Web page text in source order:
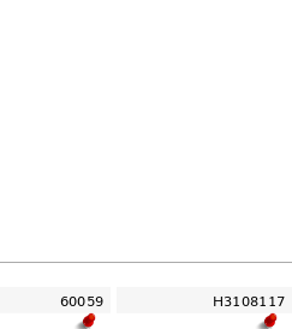
60059 H3108117